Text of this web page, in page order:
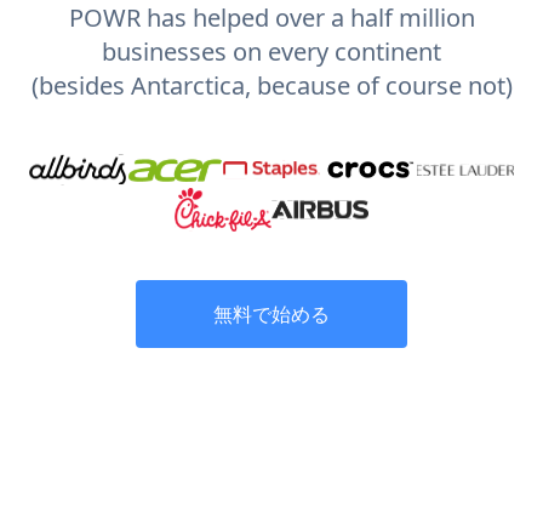
POWR has helped over a half million
businesses on every continent
(besides Antarctica, because of course not)
無料で始める